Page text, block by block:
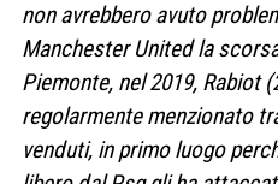
non avrebbero avuto
Manchester United la
Piemonte, nel 2019, Rabiot
regolarmente menzionato
venduti, in primo luogo